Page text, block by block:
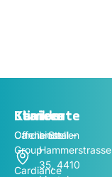
Standorte
Liestal –
Hammerstrasse
35, 4410
Kliniken
Cardiance
Group
Cardiance
Karriere
Offene Stellen